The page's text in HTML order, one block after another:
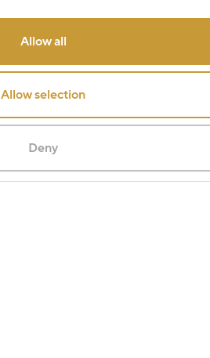
Allow all
Allow selection
Deny